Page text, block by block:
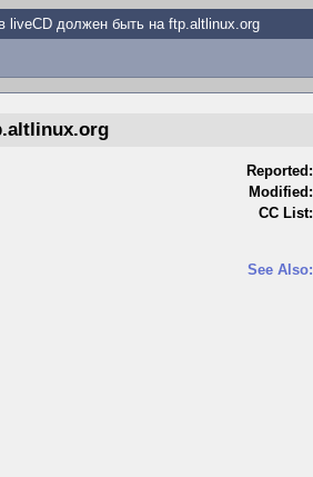
liveCD должен быть на ftp.altlinux.org
Reported:
Modified:
CC List:
See Also: